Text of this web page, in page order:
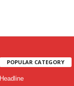
POPULAR CATEGORY
Headline